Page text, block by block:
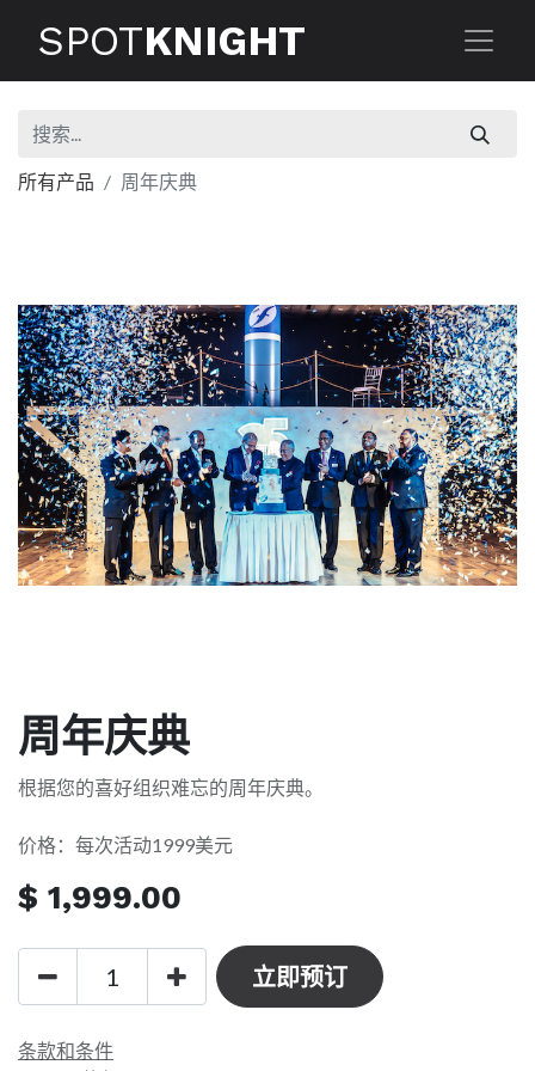
SPOTKNIGHT
所有产品 周年庆典
周年庆典
根据您的喜好组织难忘的周年庆典。
价格：每次活动1999美元
$ 1,999.00
立即预订
条款和条件